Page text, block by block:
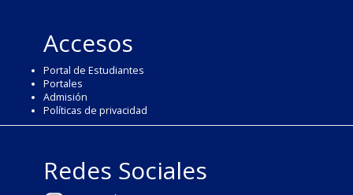
Accesos
Portal de Estudiantes
Portales
Admisión
Políticas de privacidad
Redes Sociales